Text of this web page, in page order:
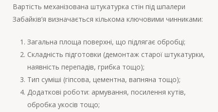
Вартість механізована штукатурка стін під шпалери
Забайків’я визначається кількома ключовими чинниками:
Загальна площа поверхні, що підлягає обробці;
Складність підготовки (демонтаж старої штукатурки,
наявність перепадів, грибка тощо);
Тип суміші (гіпсова, цементна, вапняна тощо);
Додаткові роботи: армування, посилення кутів,
обробка укосів тощо;